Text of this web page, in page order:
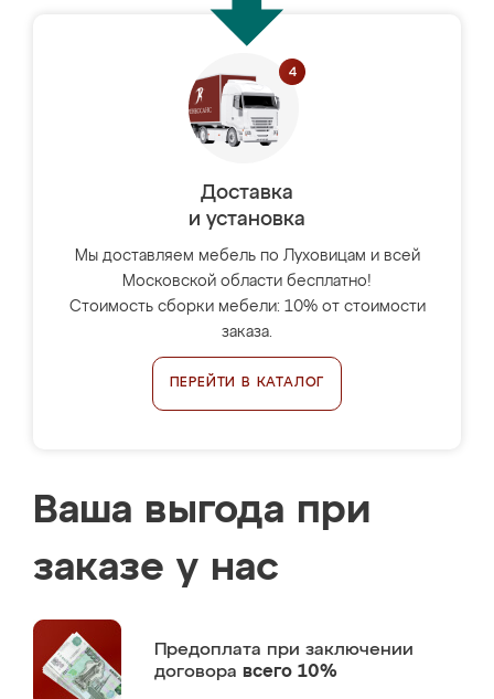
Доставка
и установка
Мы доставляем мебель по Луховицам и всей
Московской области бесплатно!
Стоимость сборки мебели: 10% от стоимости
заказа.
ПЕРЕЙТИ В КАТАЛОГ
Ваша выгода при
заказе у нас
Предоплата при заключении
договора всего 10%